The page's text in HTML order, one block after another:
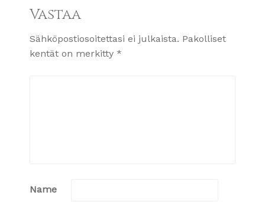
Vastaa
Sähköpostiosoitettasi ei julkaista. Pakolliset
kentät on merkitty *
Name